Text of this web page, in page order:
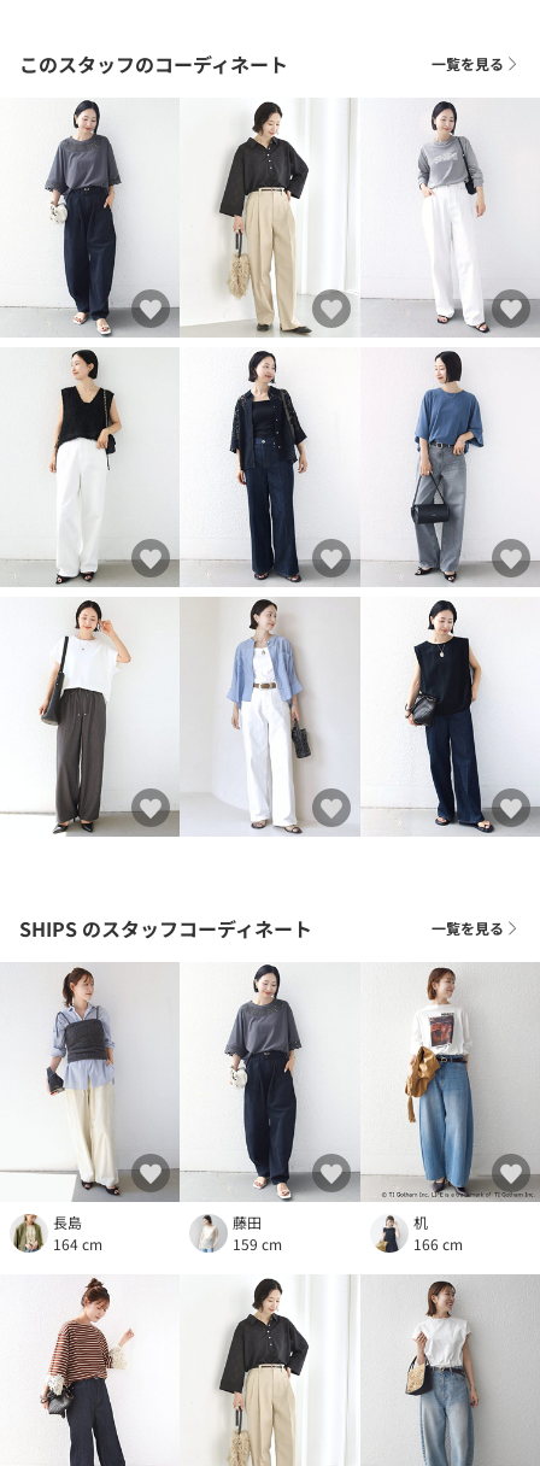
このスタッフのコーディネート 一覧を見る
SHIPS のスタッフコーディネート 一覧を見る
長島
164 cm
藤田
159 cm
机
166 cm